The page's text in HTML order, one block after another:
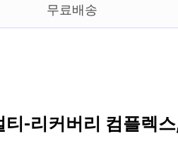
무료배송
-리커버리 컴플렉